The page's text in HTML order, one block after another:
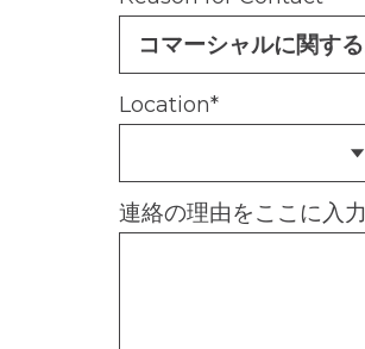
Location*
連絡の理由をここに入力